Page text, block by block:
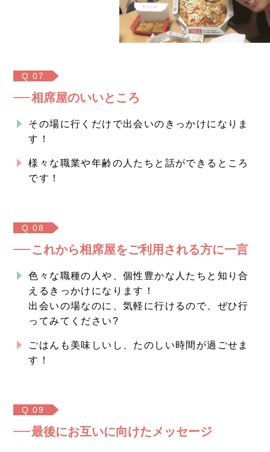
Q 07
相席屋のいいところ
その場に行くだけで出会いのきっかけになりま
す！
様々な職業や年齢の人たちと話ができるところ
です！
Q 08
これから相席屋をご利用される方に一言
色々な職種の人や、個性豊かな人たちと知り合
えるきっかけになります！
出会いの場なのに、気軽に行けるので、ぜひ行
ってみてください?
ごはんも美味しいし、たのしい時間が過ごせま
す！
Q 09
最後にお互いに向けたメッセージ